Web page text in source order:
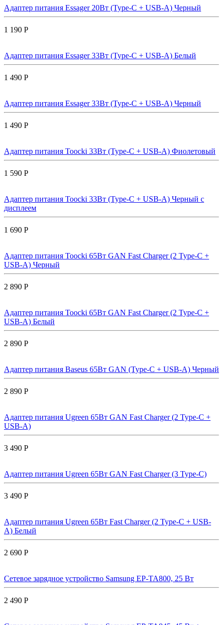
Адаптер питания Essager 20Вт (Type-C + USB-A) Черный
1 190 Р
Адаптер питания Essager 33Вт (Type-C + USB-A) Белый
1 490 Р
Адаптер питания Essager 33Вт (Type-C + USB-A) Черный
1 490 Р
Адаптер питания Toocki 33Вт (Type-C + USB-A) Фиолетовый
1 590 Р
Адаптер питания Toocki 33Вт (Type-C + USB-A) Черный с
дисплеем
1 690 Р
Адаптер питания Toocki 65Вт GAN Fast Charger (2 Type-C +
USB-A) Черный
2 890 Р
Адаптер питания Toocki 65Вт GAN Fast Charger (2 Type-C +
USB-A) Белый
2 890 Р
Адаптер питания Baseus 65Вт GAN (Type-C + USB-A) Черный
2 890 Р
Адаптер питания Ugreen 65Вт GAN Fast Charger (2 Type-C +
USB-A)
3 490 Р
Адаптер питания Ugreen 65Вт GAN Fast Charger (3 Type-C)
3 490 Р
Адаптер питания Ugreen 65Вт Fast Charger (2 Type-C + USB-
A) Белый
2 690 Р
Сетевое зарядное устройство Samsung EP-TA800, 25 Вт
2 490 Р